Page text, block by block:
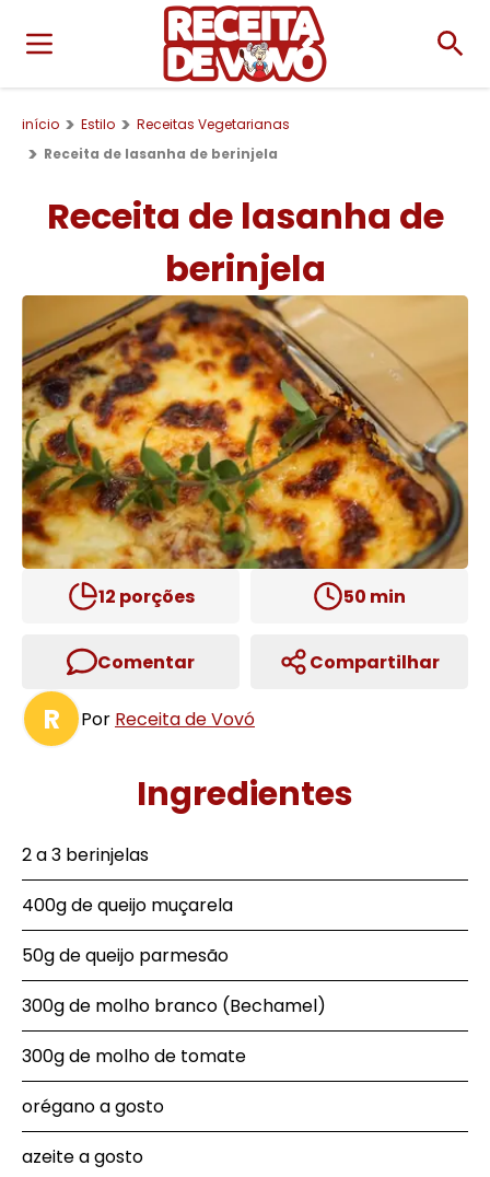
início Estilo
Receitas Vegetarianas
Receita de lasanha de berinjela
Receita de lasanha de
berinjela
12 porções 50 min
Comentar Compartilhar
R Por Receita de Vovó
Ingredientes
2 a 3 berinjelas
400g de queijo muçarela
50g de queijo parmesão
300g de molho branco (Bechamel)
300g de molho de tomate
orégano a gosto
azeite a gosto